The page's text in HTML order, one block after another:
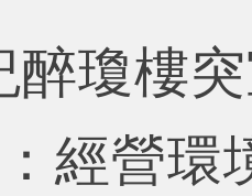
醉瓊樓
經營環